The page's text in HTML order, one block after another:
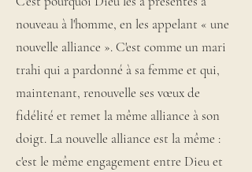
nouveau à l'homme, en les appelant « une
nouvelle alliance ». C'est comme un mari
trahi qui a pardonné à sa femme et qui,
maintenant, renouvelle ses vœux de
fidélité et remet la même alliance à son
doigt. La nouvelle alliance est la même :
c'est le même engagement entre Dieu et